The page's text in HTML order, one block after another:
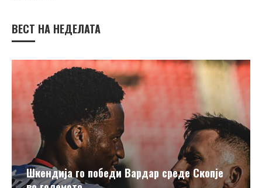
ВЕСТ НА НЕДЕЛАТА
Шкендија го победи Вардар среде Скопје